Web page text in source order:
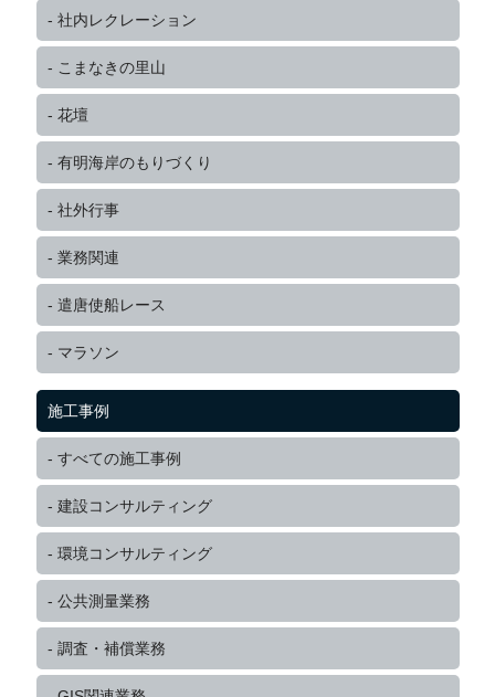
社内レクレーション
こまなきの里山
花壇
有明海岸のもりづくり
社外行事
業務関連
遣唐使船レース
マラソン
施工事例
すべての施工事例
建設コンサルティング
環境コンサルティング
公共測量業務
調査・補償業務